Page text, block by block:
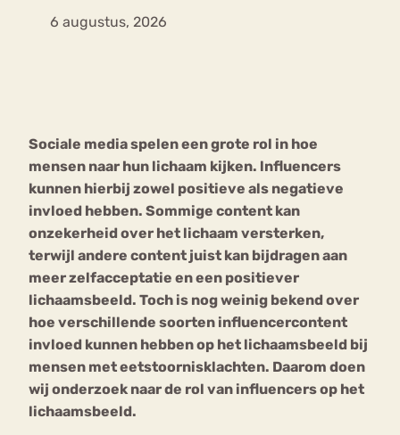
6 augustus, 2026
Sociale media spelen een grote rol in hoe
mensen naar hun lichaam kijken. lnfluencers
kunnen hierbij zowel positieve als negatieve
invloed hebben. Sommige content kan
onzekerheid over het lichaam versterken,
terwijl andere content juist kan bijdragen aan
meer zelfacceptatie en een positiever
lichaamsbeeld. Toch is nog weinig bekend over
hoe verschillende soorten influencercontent
invloed kunnen hebben op het lichaamsbeeld bij
mensen met eetstoornisklachten. Daarom doen
wij onderzoek naar de rol van influencers op het
lichaamsbeeld.
Eetbuien Piekeren Sport
Trauma